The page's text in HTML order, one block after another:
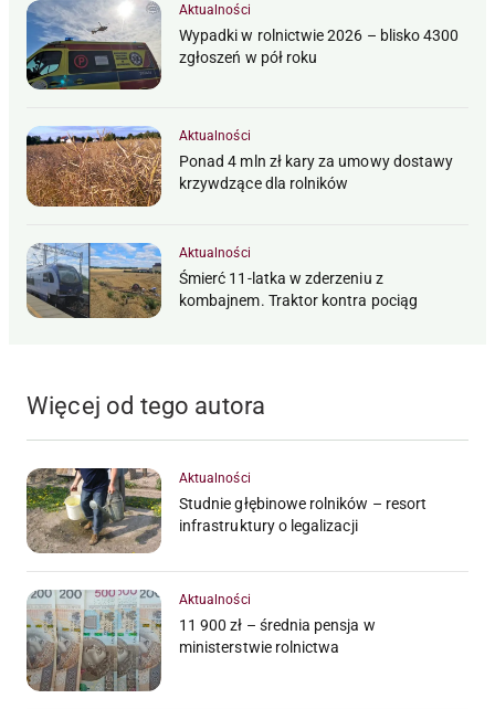
Aktualności
Wypadki w rolnictwie 2026 – blisko 4300
zgłoszeń w pół roku
Aktualności
Ponad 4 mln zł kary za umowy dostawy
krzywdzące dla rolników
Aktualności
Śmierć 11-latka w zderzeniu z
kombajnem. Traktor kontra pociąg
Więcej od tego autora
Aktualności
Studnie głębinowe rolników – resort
infrastruktury o legalizacji
Aktualności
11 900 zł – średnia pensja w
ministerstwie rolnictwa